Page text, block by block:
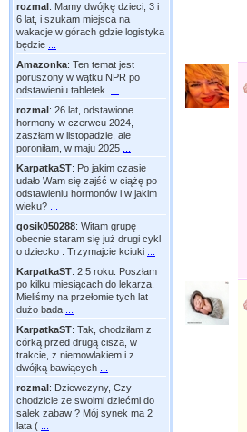
rozmal: Mamy dwójkę dzieci, 3 i
6 lat, i szukam miejsca na
wakacje w górach gdzie logistyka
będzie
Amazonka: Ten temat jest
poruszony w wątku NPR po
odstawieniu tabletek.
rozmal: 26 lat, odstawione
hormony w czerwcu 2024,
zaszłam w listopadzie, ale
poroniłam, w maju 2025
KarpatkaST: Po jakim czasie
udało Wam się zajść w ciążę po
odstawieniu hormonów i w jakim
wieku?
gosik050288: Witam grupę
obecnie staram się już drugi cykl
o dziecko . Trzymajcie kciuki
KarpatkaST: 2,5 roku. Poszłam
po kilku miesiącach do lekarza.
Mieliśmy na przełomie tych lat
dużo bada
KarpatkaST: Tak, chodziłam z
córką przed drugą cisza, w
trakcie, z niemowlakiem i z
dwójką bawiących
rozmal: Dziewczyny, Czy
chodzicie ze swoimi dziećmi do
salek zabaw ? Mój synek ma 2
lata (